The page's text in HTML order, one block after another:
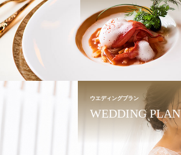
ウエディングプラン
WEDDING PLAN